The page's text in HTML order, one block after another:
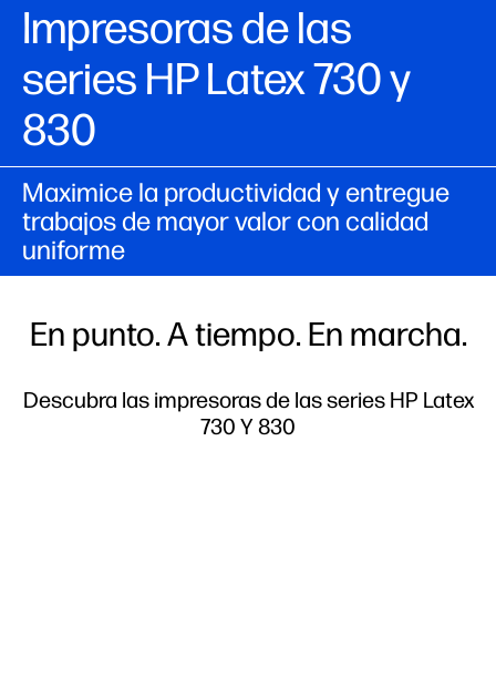
Impresoras de las
series HP Latex 730 y
830
Maximice la productividad y entregue
trabajos de mayor valor con calidad
uniforme
En punto. A tiempo. En marcha.
Descubra las impresoras de las series HP Latex
730 Y 830